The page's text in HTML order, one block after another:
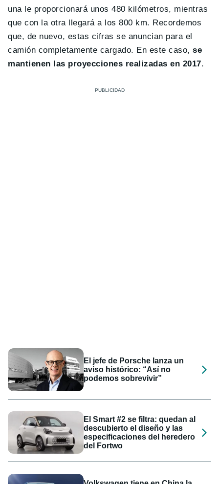
una le proporcionará unos 480 kilómetros, mientras
que con la otra llegará a los 800 km. Recordemos
que, de nuevo, estas cifras se anuncian para el
camión completamente cargado. En este caso,se
mantienen las proyecciones realizadas en 2017.
El jefe de Porsche lanza un
aviso histórico: “Así no
podemos sobrevivir”
El Smart #2 se filtra: quedan al
descubierto el diseño y las
especificaciones del heredero
del Fortwo